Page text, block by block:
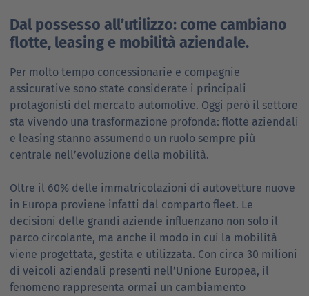
Dal possesso all’utilizzo: come cambiano
flotte, leasing e mobilità aziendale.
Per molto tempo concessionarie e compagnie
assicurative sono state considerate i principali
protagonisti del mercato automotive. Oggi però il settore
sta vivendo una trasformazione profonda: flotte aziendali
e leasing stanno assumendo un ruolo sempre più
centrale nell’evoluzione della mobilità.
Oltre il 60% delle immatricolazioni di autovetture nuove
in Europa proviene infatti dal comparto fleet. Le
decisioni delle grandi aziende influenzano non solo il
parco circolante, ma anche il modo in cui la mobilità
viene progettata, gestita e utilizzata. Con circa 30 milioni
di veicoli aziendali presenti nell’Unione Europea, il
fenomeno rappresenta ormai un cambiamento